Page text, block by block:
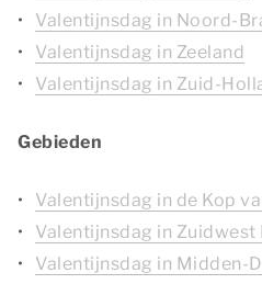
Valentijnsdag in Noord-
Valentijnsdag in Zeeland
Valentijnsdag in Zuid-
Gebieden
Valentijnsdag in de Kop
Valentijnsdag in Zuidwest
Valentijnsdag in Midden-